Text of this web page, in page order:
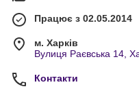
Працює з 02.05.2014
м. Харків
Вулиця Раєвська 14,
Контакти